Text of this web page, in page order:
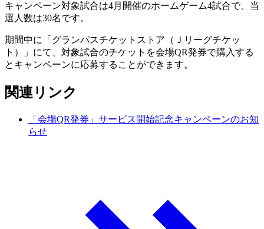
キャンペーン対象試合は4月開催のホームゲーム4試合で、当
選人数は30名です。
期間中に「グランパスチケットストア（Ｊリーグチケッ
ト）」にて、対象試合のチケットを会場QR発券で購入する
とキャンペーンに応募することができます。
関連リンク
「会場QR発券」サービス開始記念キャンペーンのお知
らせ